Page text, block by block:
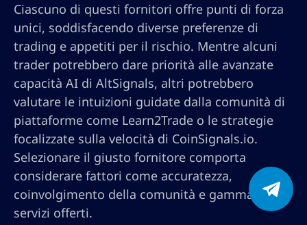
Ciascuno di questi fornitori offre punti di forza
unici, soddisfacendo diverse preferenze di
trading e appetiti per il rischio. Mentre alcuni
trader potrebbero dare priorità alle avanzate
capacità AI di AltSignals, altri potrebbero
valutare le intuizioni guidate dalla comunità di
piattaforme come Learn2Trade o le strategie
focalizzate sulla velocità di CoinSignals.io.
Selezionare il giusto fornitore comporta
considerare fattori come accuratezza,
coinvolgimento della comunità e gamma di
servizi offerti.